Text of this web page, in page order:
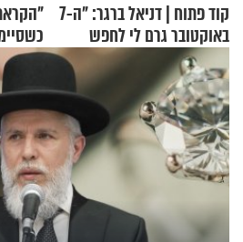
קוד פתוח | דניאל ברגר: "ה-7
באוקטובר גרם לי לחפש
תשובות"